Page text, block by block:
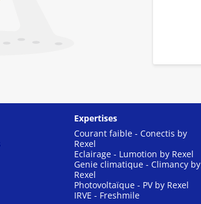
Expertises
Courant faible - Conectis by
Rexel
Eclairage - Lumotion by Rexel
Genie climatique - Climancy by
Rexel
Photovoltaïque - PV by Rexel
IRVE - Freshmile